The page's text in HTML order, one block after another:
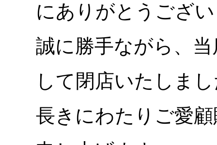
にありがとうござ
誠に勝手ながら、
して閉店いたしま
長きにわたりご愛